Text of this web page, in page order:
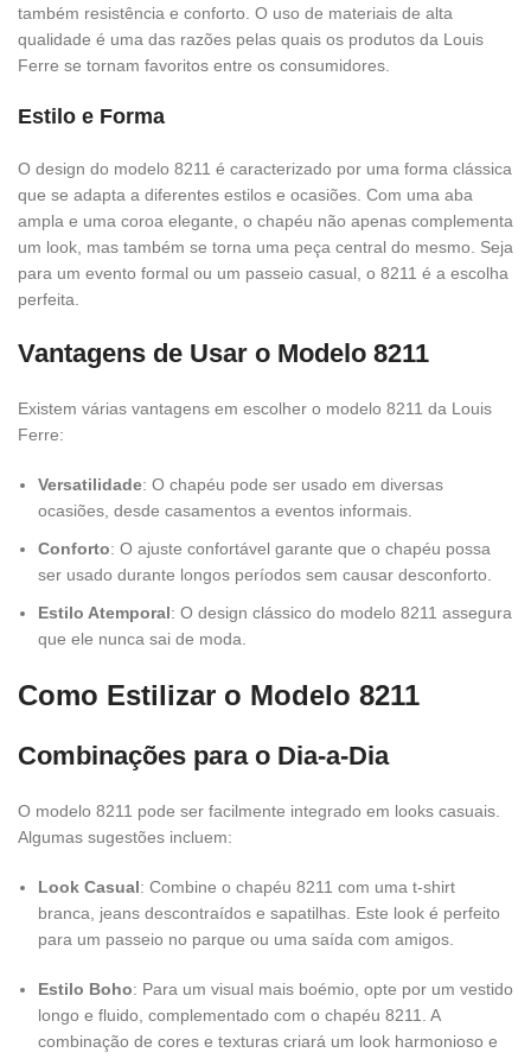
também resistência e conforto. O uso de materiais de alta
qualidade é uma das razões pelas quais os produtos da Louis
Ferre se tornam favoritos entre os consumidores.
Estilo e Forma
O design do modelo 8211 é caracterizado por uma forma clássica
que se adapta a diferentes estilos e ocasiões. Com uma aba
ampla e uma coroa elegante, o chapéu não apenas complementa
um look, mas também se torna uma peça central do mesmo. Seja
para um evento formal ou um passeio casual, o 8211 é a escolha
perfeita.
Vantagens de Usar o Modelo 8211
Existem várias vantagens em escolher o modelo 8211 da Louis
Ferre:
Versatilidade: O chapéu pode ser usado em diversas
ocasiões, desde casamentos a eventos informais.
Conforto: O ajuste confortável garante que o chapéu possa
ser usado durante longos períodos sem causar desconforto.
Estilo Atemporal: O design clássico do modelo 8211 assegura
que ele nunca sai de moda.
Como Estilizar o Modelo 8211
Combinações para o Dia-a-Dia
O modelo 8211 pode ser facilmente integrado em looks casuais.
Algumas sugestões incluem:
Look Casual: Combine o chapéu 8211 com uma t-shirt
branca, jeans descontraídos e sapatilhas. Este look é perfeito
para um passeio no parque ou uma saída com amigos.
Estilo Boho: Para um visual mais boémio, opte por um vestido
longo e fluido, complementado com o chapéu 8211. A
combinação de cores e texturas criará um look harmonioso e